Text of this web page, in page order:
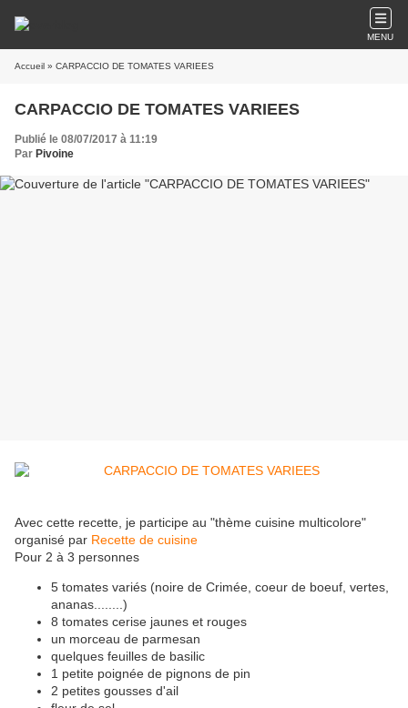
MENU
Accueil » CARPACCIO DE TOMATES VARIEES
CARPACCIO DE TOMATES VARIEES
Publié le 08/07/2017 à 11:19
Par Pivoine
Avec cette recette, je participe au "thème cuisine multicolore"
organisé par Recette de cuisine
Pour 2 à 3 personnes
5 tomates variés (noire de Crimée, coeur de boeuf, vertes,
ananas........)
8 tomates cerise jaunes et rouges
un morceau de parmesan
quelques feuilles de basilic
1 petite poignée de pignons de pin
2 petites gousses d'ail